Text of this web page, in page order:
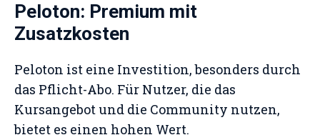
Peloton: Premium mit
Zusatzkosten
Peloton ist eine Investition, besonders durch
das Pflicht-Abo. Für Nutzer, die das
Kursangebot und die Community nutzen,
bietet es einen hohen Wert.